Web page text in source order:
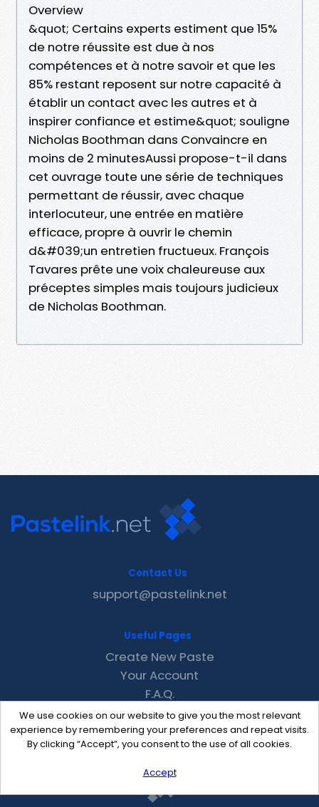
Overview
&quot; Certains experts estiment que 15%
de notre réussite est due à nos
compétences et à notre savoir et que les
85% restant reposent sur notre capacité à
établir un contact avec les autres et à
inspirer confiance et estime&quot; souligne
Nicholas Boothman dans Convaincre en
moins de 2 minutesAussi propose-t-il dans
cet ouvrage toute une série de techniques
permettant de réussir, avec chaque
interlocuteur, une entrée en matière
efficace, propre à ouvrir le chemin
d&#039;un entretien fructueux. François
Tavares prête une voix chaleureuse aux
préceptes simples mais toujours judicieux
de Nicholas Boothman.
We use cookies on our website to give you the most relevant
experience by remembering your preferences and repeat visits.
By clicking “Accept”, you consent to the use of all cookies.
Accept
Contact Us
support@pastelink.net
Useful Pages
Create New Paste
Your Account
F.A.Q.
Recent
Contact